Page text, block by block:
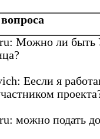
Можно ли
: Еесли я
можно подать